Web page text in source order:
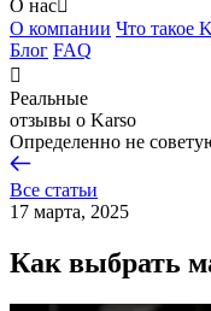
О нас
О компании Что такое
Блог FAQ

Реальные
отзывы о Karso
Определенно не
Все статьи
17 марта, 2025
Как выбрать